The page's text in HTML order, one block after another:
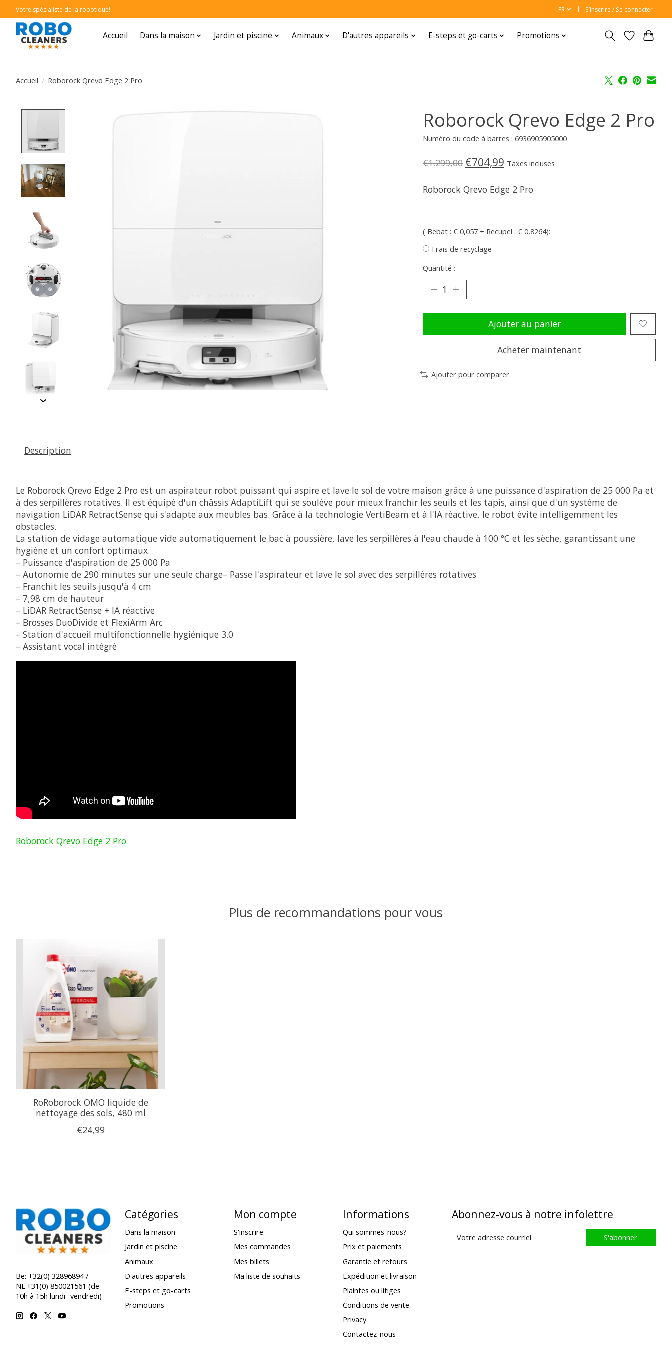
Votre spécialiste de la robotique! FR S’inscrire / Se connecter
Accueil Dans la maison Jardin et piscine Animaux D'autres appareils E-steps et go-carts Promotions
Accueil / Roborock Qrevo Edge 2 Pro
Product image slideshow Items Roborock Qrevo Edge 2 Pro
Numéro du code à barres : 6936905905000
€1.299,00 €704,99 Taxes incluses
Roborock Qrevo Edge 2 Pro
( Bebat : € 0,057 + Recupel : € 0,8264):
Frais de recyclage
Quantité :
Ajouter au panier
Acheter maintenant
Ajouter pour comparer
Description
Le Roborock Qrevo Edge 2 Pro est un aspirateur robot puissant qui aspire et lave le sol de votre maison grâce à une puissance d'aspiration de 25 000 Pa et
à des serpillères rotatives. Il est équipé d'un châssis AdaptiLift qui se soulève pour mieux franchir les seuils et les tapis, ainsi que d'un système de
navigation LiDAR RetractSense qui s'adapte aux meubles bas. Grâce à la technologie VertiBeam et à l'IA réactive, le robot évite intelligemment les
obstacles.
La station de vidage automatique vide automatiquement le bac à poussière, lave les serpillères à l'eau chaude à 100 °C et les sèche, garantissant une
hygiène et un confort optimaux.
– Puissance d'aspiration de 25 000 Pa
– Autonomie de 290 minutes sur une seule charge– Passe l'aspirateur et lave le sol avec des serpillères rotatives
– Franchit les seuils jusqu'à 4 cm
– 7,98 cm de hauteur
– LiDAR RetractSense + IA réactive
– Brosses DuoDivide et FlexiArm Arc
– Station d'accueil multifonctionnelle hygiénique 3.0
– Assistant vocal intégré
Roborock Qrevo Edge 2 Pro
Plus de recommandations pour vous
RoRoborock OMO liquide de
nettoyage des sols, 480 ml
€24,99
Be: +32(0) 32896894 /
NL:+31(0) 850021561 (de
10h à 15h lundi- vendredi)
Catégories
Dans la maison
Jardin et piscine
Animaux
D'autres appareils
E-steps et go-carts
Promotions
Mon compte
S'inscrire
Mes commandes
Mes billets
Ma liste de souhaits
Informations
Qui sommes-nous?
Prix et paiements
Garantie et retours
Expédition et livraison
Plaintes ou litiges
Conditions de vente
Privacy
Contactez-nous
Abonnez-vous à notre infolettre
S'abonner